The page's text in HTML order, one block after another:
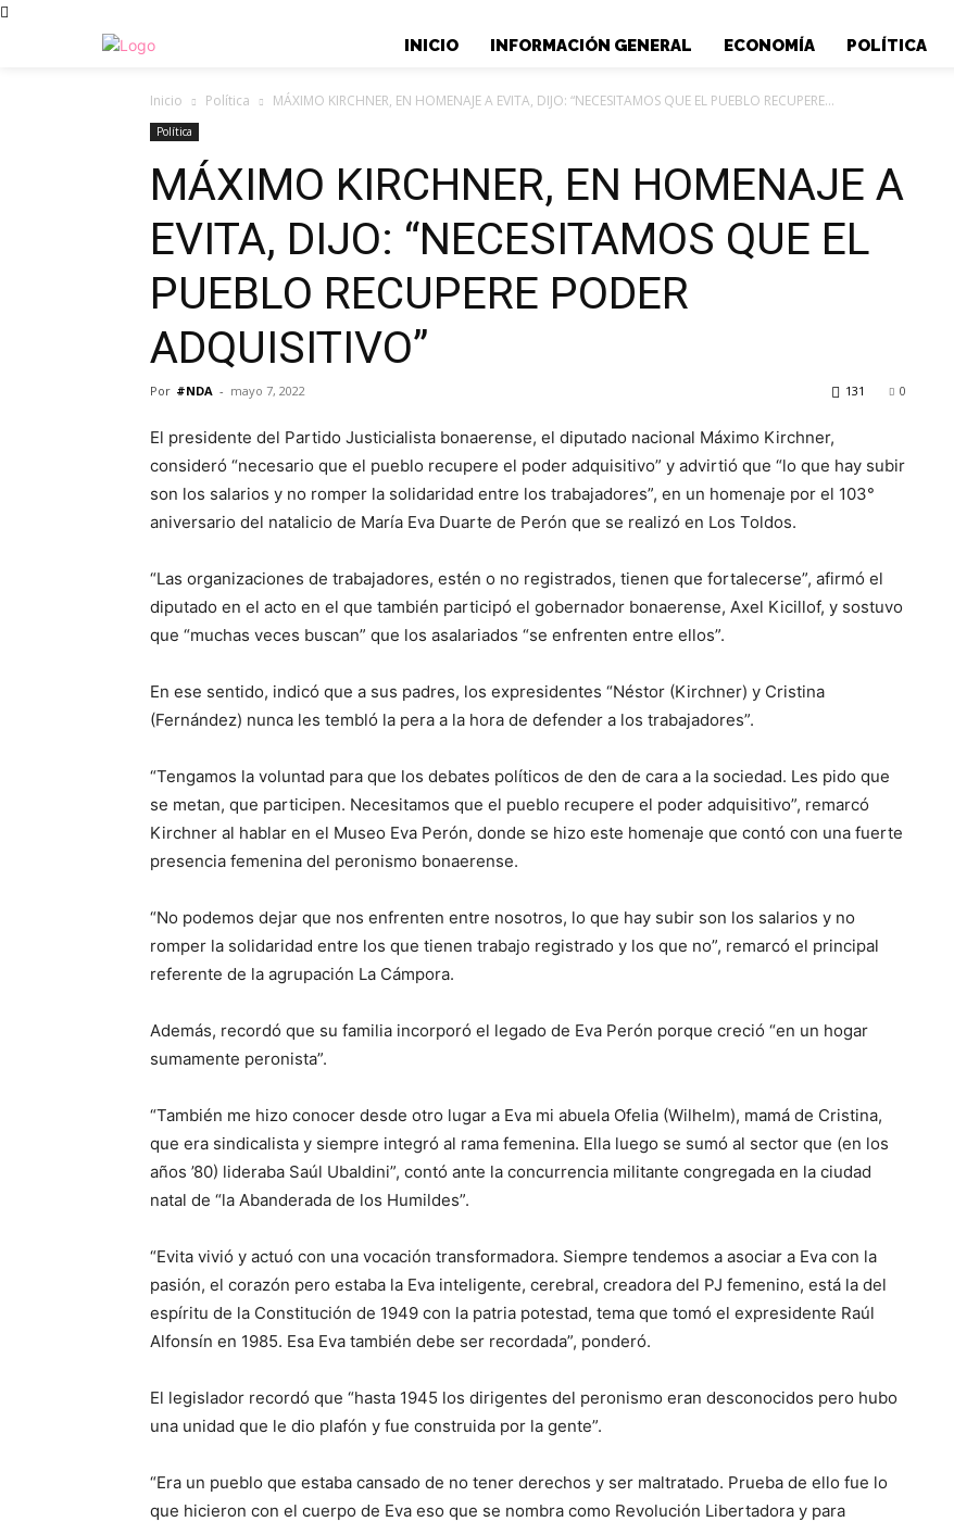
INICIO INFORMACIÓN GENERAL ECONOMÍA POLÍTICA
Inicio Política MÁXIMO KIRCHNER, EN HOMENAJE A EVITA, DIJO: “NECESITAMOS QUE EL PUEBLO RECUPERE...
Política
MÁXIMO KIRCHNER, EN HOMENAJE A
EVITA, DIJO: “NECESITAMOS QUE EL
PUEBLO RECUPERE PODER
ADQUISITIVO”
Por #NDA - mayo 7, 2022 0
131
El presidente del Partido Justicialista bonaerense, el diputado nacional Máximo Kirchner,
consideró “necesario que el pueblo recupere el poder adquisitivo” y advirtió que “lo que hay subir
son los salarios y no romper la solidaridad entre los trabajadores”, en un homenaje por el 103°
aniversario del natalicio de María Eva Duarte de Perón que se realizó en Los Toldos.
“Las organizaciones de trabajadores, estén o no registrados, tienen que fortalecerse”, afirmó el
diputado en el acto en el que también participó el gobernador bonaerense, Axel Kicillof, y sostuvo
que “muchas veces buscan” que los asalariados “se enfrenten entre ellos”.
En ese sentido, indicó que a sus padres, los expresidentes “Néstor (Kirchner) y Cristina
(Fernández) nunca les tembló la pera a la hora de defender a los trabajadores”.
“Tengamos la voluntad para que los debates políticos de den de cara a la sociedad. Les pido que
se metan, que participen. Necesitamos que el pueblo recupere el poder adquisitivo”, remarcó
Kirchner al hablar en el Museo Eva Perón, donde se hizo este homenaje que contó con una fuerte
presencia femenina del peronismo bonaerense.
“No podemos dejar que nos enfrenten entre nosotros, lo que hay subir son los salarios y no
romper la solidaridad entre los que tienen trabajo registrado y los que no”, remarcó el principal
referente de la agrupación La Cámpora.
Además, recordó que su familia incorporó el legado de Eva Perón porque creció “en un hogar
sumamente peronista”.
“También me hizo conocer desde otro lugar a Eva mi abuela Ofelia (Wilhelm), mamá de Cristina,
que era sindicalista y siempre integró al rama femenina. Ella luego se sumó al sector que (en los
años ’80) lideraba Saúl Ubaldini”, contó ante la concurrencia militante congregada en la ciudad
natal de “la Abanderada de los Humildes”.
“Evita vivió y actuó con una vocación transformadora. Siempre tendemos a asociar a Eva con la
pasión, el corazón pero estaba la Eva inteligente, cerebral, creadora del PJ femenino, está la del
espíritu de la Constitución de 1949 con la patria potestad, tema que tomó el expresidente Raúl
Alfonsín en 1985. Esa Eva también debe ser recordada”, ponderó.
El legislador recordó que “hasta 1945 los dirigentes del peronismo eran desconocidos pero hubo
una unidad que le dio plafón y fue construida por la gente”.
“Era un pueblo que estaba cansado de no tener derechos y ser maltratado. Prueba de ello fue lo
que hicieron con el cuerpo de Eva eso que se nombra como Revolución Libertadora y para